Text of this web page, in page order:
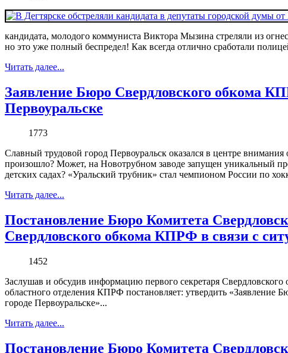
кандидата, молодого коммуниста Виктора Мызина стреляли из
но это уже полный беспредел! Как всегда отлично сработали
Читать далее...
Заявление Бюро Свердловского обкома
Первоуральске
1773
Славный трудовой город Первоуральск оказался в центре
произошло? Может, на Новотрубном заводе запущен уникальный
детских садах? «Уральский трубник» стал чемпионом России по
Читать далее...
Постановление Бюро Комитета
Свердловского обкома КПРФ в связи с
1452
Заслушав и обсудив информацию первого секретаря
областного отделения КПРФ постановляет: утвердить
городе Первоуральске»...
Читать далее...
Постановление Бюро Комитета